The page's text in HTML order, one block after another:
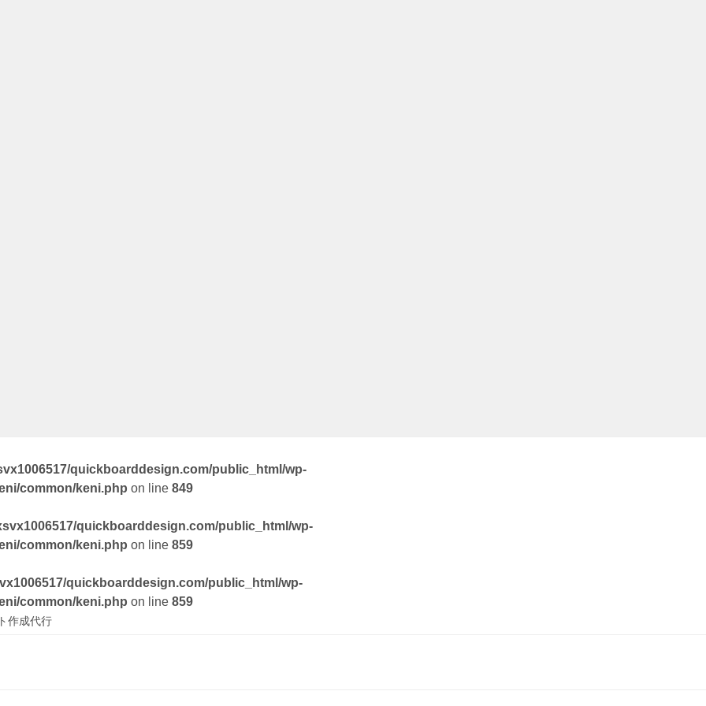
quickboarddesign.com/public_html/wp-
common/keni.php on line 849
quickboarddesign.com/public_html/wp-
common/keni.php on line 859
quickboarddesign.com/public_html/wp-
common/keni.php on line 859
作成代行